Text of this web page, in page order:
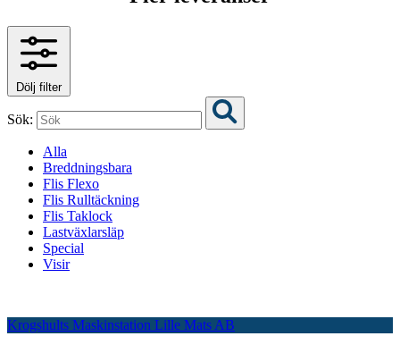
Dölj filter
Sök:
Alla
Breddningsbara
Flis Flexo
Flis Rulltäckning
Flis Taklock
Lastväxlarsläp
Special
Visir
Krogshults Maskinstation Lille Mats AB